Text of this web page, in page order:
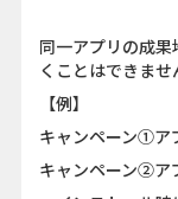
同一アプリの成
くことはできませ
【例】
キャンペーン①ア
キャンペーン②ア